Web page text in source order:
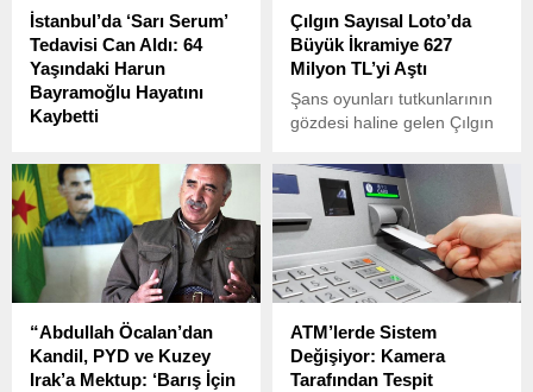
eşliğinde Meydan Parkı’na
kadar yürüdü.
İstanbul’da ‘Sarı Serum’
Tedavisi Can Aldı: 64
Yaşındaki Harun
Bayramoğlu Hayatını
Kaybetti
ilçesinde korkunç bir olay
yaşandı. İçerenköy
Mahallesi’nde, 64 yaşındaki
Harun Bayramoğlu, evinde
aldığı ‘sarı serum’ tedavisi
sonrasında fenalaşarak
Çılgın Sayısal Loto’da
Büyük İkramiye 627
Milyon TL’yi Aştı
Şans oyunları tutkunlarının
gözdesi haline gelen Çılgın
ikramiye, 627 milyon TL’yi
aşarak Türkiye şans
oyunları tarihindeki en
yüksek tutara ulaştı.
“Abdullah Öcalan’dan
Kandil, PYD ve Kuzey
Irak’a Mektup: ‘Barış İçin
ATM’lerde Sistem
Değişiyor: Kamera
Tarafından Tespit